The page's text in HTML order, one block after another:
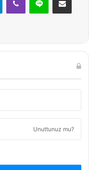
Unuttunuz mu?